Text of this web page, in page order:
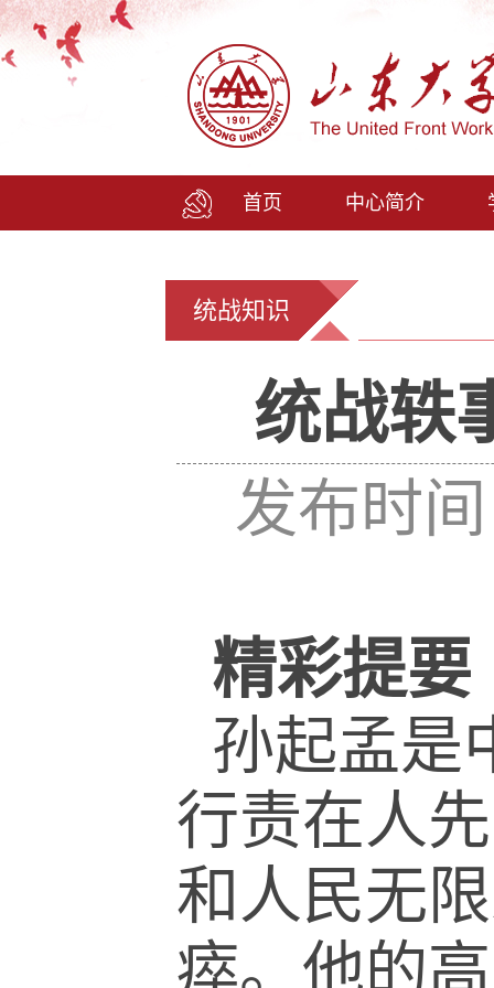
首页 中心简介
统战知识
统战轶
发布时
精彩提要
孙起孟是
行责在人
和人民无
瘁。他的